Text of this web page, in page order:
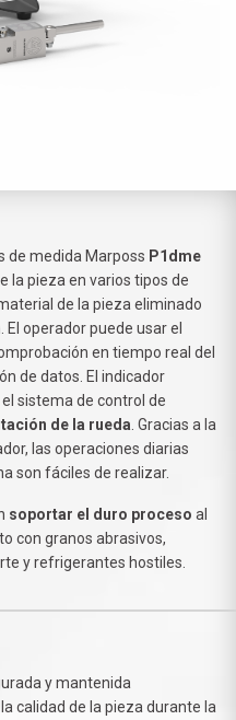
de medida Marposs P1dme
la pieza en varios tipos de
de la pieza eliminado
operador puede usar el
en tiempo real del
de datos. El indicador
sistema de control de
de la rueda . Gracias a la
las operaciones diarias
son fáciles de realizar.
soportar el duro proceso al
con granos abrasivos,
y refrigerantes hostiles.
y mantenida
calidad de la pieza durante la